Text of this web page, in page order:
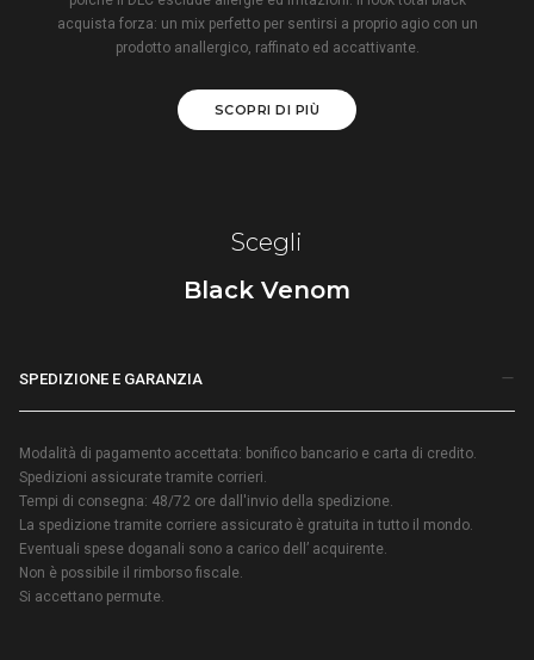
acquista forza: un mix perfetto per sentirsi a proprio agio con un
prodotto anallergico, raffinato ed accattivante.
SCOPRI DI PIÙ
Scegli
Black Venom
SPEDIZIONE E GARANZIA
Modalità di pagamento accettata: bonifico bancario e carta di credito.
Spedizioni assicurate tramite corrieri.
Tempi di consegna: 48/72 ore dall'invio della spedizione.
La spedizione tramite corriere assicurato è gratuita in tutto il mondo.
Eventuali spese doganali sono a carico dell’ acquirente.
Non è possibile il rimborso fiscale.
Si accettano permute.